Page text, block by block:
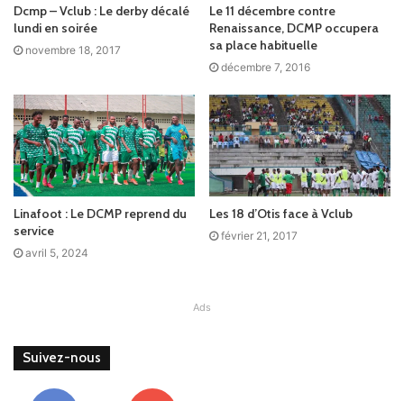
Dcmp – Vclub : Le derby décalé
lundi en soirée
novembre 18, 2017
Le 11 décembre contre
Renaissance, DCMP occupera
sa place habituelle
décembre 7, 2016
Linafoot : Le DCMP reprend du
service
avril 5, 2024
Les 18 d’Otis face à Vclub
février 21, 2017
Ads
Suivez-nous